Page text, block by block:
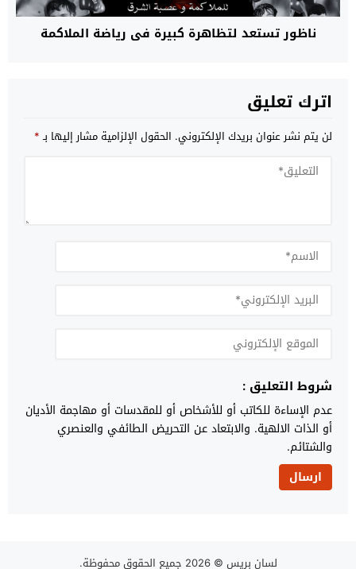
ناظور تستعد لتظاهرة كبيرة في رياضة الملاكمة
اترك تعليق
لن يتم نشر عنوان بريدك الإلكتروني. الحقول الإلزامية مشار إليها بـ*
شروط التعليق :
عدم الإساءة للكاتب أو للأشخاص أو للمقدسات أو مهاجمة الأديان
أو الذات الالهية. والابتعاد عن التحريض الطائفي والعنصري
والشتائم.
لسان بريس © 2026 جميع الحقوق محفوظة.